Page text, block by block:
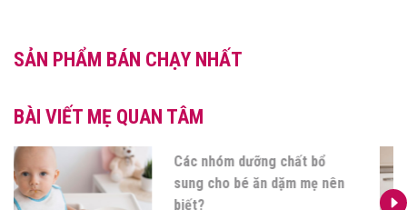
SẢN PHẨM BÁN CHẠY NHẤT
BÀI VIẾT MẸ QUAN TÂM
Các nhóm dưỡng chất bổ
sung cho bé ăn dặm mẹ nên